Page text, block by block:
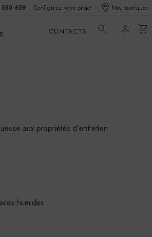
550 659 Configurez votre projet Nos boutiques
CONTACTS search person shopping_cart
aux propriétés d'entretien
humides